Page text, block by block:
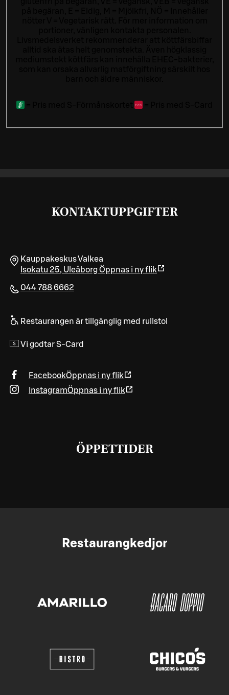
KONTAKTUPPGIFTER
Kauppakeskus Valkea
Isokatu 25, UleåborgÖppnas i ny flik
044 788 6662
Restaurangen är tillgänglig med rullstol
Vi godtar S-Card
FacebookÖppnas i ny flik
InstagramÖppnas i ny flik
ÖPPETTIDER
Restaurangkedjor